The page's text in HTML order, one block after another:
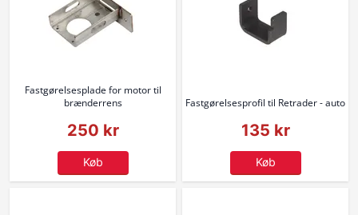
Fastgørelsesplade for motor til
brænderrens
250 kr
Køb
Fastgørelsesprofil til Retrader - auto
135 kr
Køb